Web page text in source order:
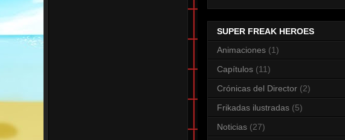
SUPER FREAK HEROES
Animaciones (1)
Capítulos (11)
Crónicas del Director (2)
Frikadas ilustradas (5)
Noticias (27)